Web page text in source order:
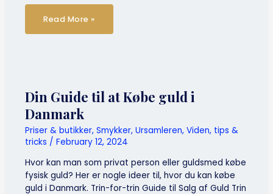
Leder
du
et
en
god
handel
Read More »
Din Guide til at Købe guld i
Danmark
Priser & butikker,Smykker,Ursamleren,Viden, tips &
tricks /February 12, 2024
Hvor kan man som privat person eller guldsmed købe
fysisk guld? Her er nogle ideer til, hvor du kan købe
guld i Danmark. Trin-for-trin Guide til Salg af Guld Trin